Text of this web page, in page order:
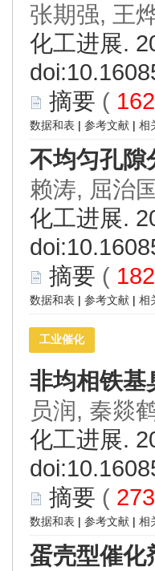
张期强, 王
化工进展.
doi:
摘要 ( 162
数据和表 | 参考文献 | 相
不均匀孔隙
赖涛, 屈治
化工进展.
doi:
摘要 ( 182
数据和表 | 参考文献 | 相
工业催化
非均相铁基
员润, 秦燚
化工进展.
doi:
摘要 ( 273
数据和表 | 参考文献 | 相
蛋壳型催化